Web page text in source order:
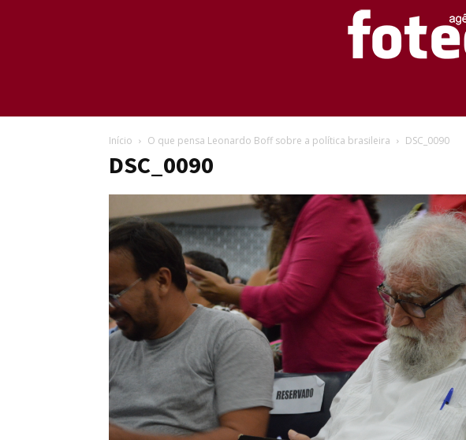
Início O que pensa Leonardo Boff sobre a política brasileira DSC_0090
DSC_0090